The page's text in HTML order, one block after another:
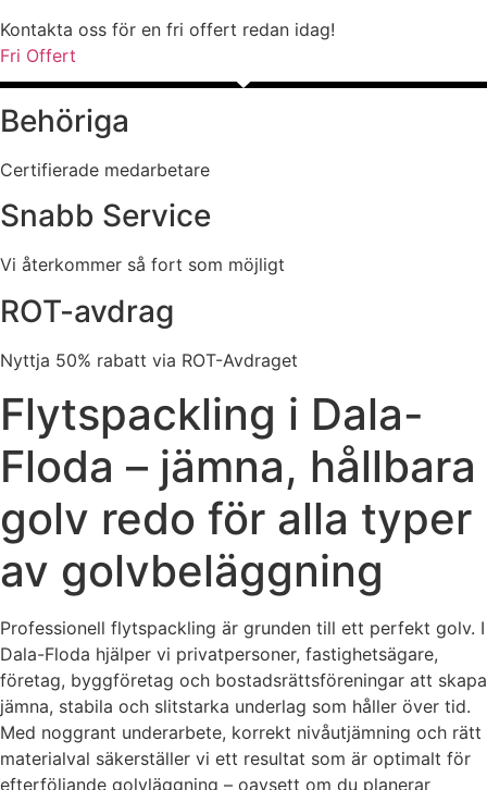
Kontakta oss för en fri offert redan idag!
Fri Offert
Behöriga
Certifierade medarbetare
Snabb Service
Vi återkommer så fort som möjligt
ROT-avdrag
Nyttja 50% rabatt via ROT-Avdraget
Flytspackling i Dala-
Floda – jämna, hållbara
golv redo för alla typer
av golvbeläggning
Professionell flytspackling är grunden till ett perfekt golv. I
Dala-Floda hjälper vi privatpersoner, fastighetsägare,
företag, byggföretag och bostadsrättsföreningar att skapa
jämna, stabila och slitstarka underlag som håller över tid.
Med noggrant underarbete, korrekt nivåutjämning och rätt
materialval säkerställer vi ett resultat som är optimalt för
efterföljande golvläggning – oavsett om du planerar